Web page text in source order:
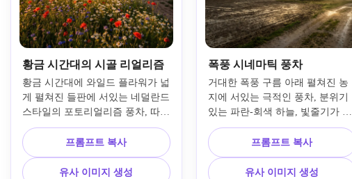
황금 시간대의 시골 리얼리즘
황금 시간대에 와일드 플라워가 넓
게 펼쳐진 들판에 서있는 네덜란드
스타일의 포토리얼리즘 풍차, 따뜻
한 노을빛이 날개와 풀을 비추고,
부드럽고 극적인 구름, 풍부한 자
연의 초록과 호박색 톤, 시네마틱
한 풍경 구도, 선명한 질감, 사실적
프롬프트 복사
유사 이미지 생성
폭풍 시네마틱 풍차
거대한 폭풍 구름 아래 펼쳐진 농
지에 서있는 극적인 풍차, 분위기
있는 파란-회색 하늘, 빛줄기가 날
씨를 가르며 내리쬐는 모습, 젖은
땅의 질감, 고대비 시네마틱 조명,
광각 시점, 강풍의 분위기, 사실적
인 재질, 강렬하면서 자연스러운
프롬프트 복사
유사 이미지 생성